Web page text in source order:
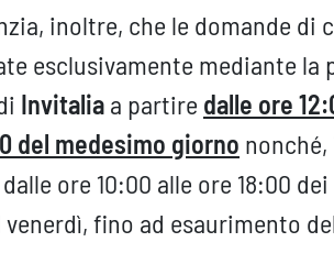
inoltre, che le domande di
esclusivamente mediante
Invitalia a partire dalle ore
del medesimo giorno
ore 10:00 alle ore 18:00
venerdì, fino ad esaurimento